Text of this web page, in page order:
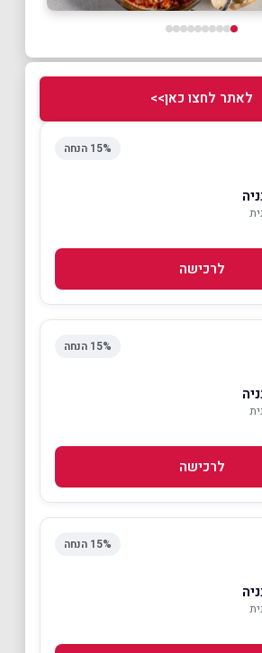
לאתר לחצו כאן>>
15% הנחה
לרכישה
15% הנחה
לרכישה
15% הנחה